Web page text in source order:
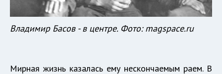
Владимир Басов - в центре. Фото: magspace.ru
Мирная жизнь казалась ему нескончаемым раем. В